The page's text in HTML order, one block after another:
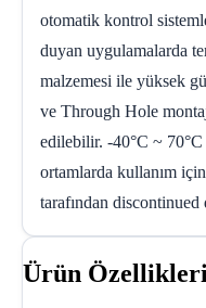
otomatik kontrol
duyan uygulamalarda
malzemesi ile yüksek
ve Through Hole
edilebilir. -40°C ~ 70°C
ortamlarda kullanım
tarafından discontinued
Ürün Özellikleri